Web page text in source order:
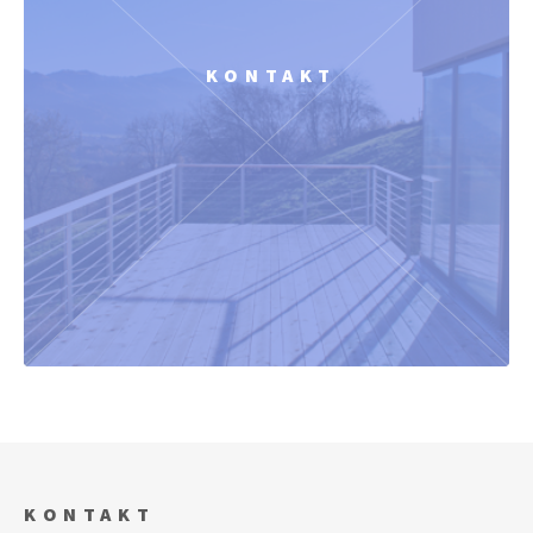
KONTAKT
KONTAKT